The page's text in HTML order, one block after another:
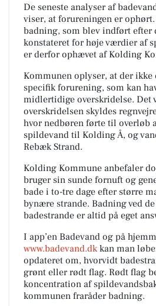
De seneste analyser af
viser, at forureningen er
badning, som blev indført efter
konstateret for høje værdier af
er derfor ophævet af Kolding
Kommunen oplyser, at der ikke
specifik forurening, som kan
midlertidige overskridelse. Det
overskridelsen skyldes
hvor nedbøren førte til overløb
spildevand til Kolding Å, og
Rebæk Strand.
Kolding Kommune anbefaler
bruger sin sunde fornuft og
bade i to-tre dage efter større
bynære strande. Badning ved
badestrande er altid på eget
I app’en Badevand og på
www.badevand.dkkan man
opdateret om, hvorvidt
grønt eller rødt flag. Rødt flag
koncentration af
kommunen fraråder badning.